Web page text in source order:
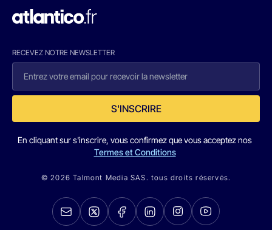
RECEVEZ NOTRE NEWSLETTER
S'INSCRIRE
En cliquant sur s'inscrire, vous confirmez que vous acceptez nos
Termes et Conditions
© 2026 Talmont Media SAS. tous droits réservés.